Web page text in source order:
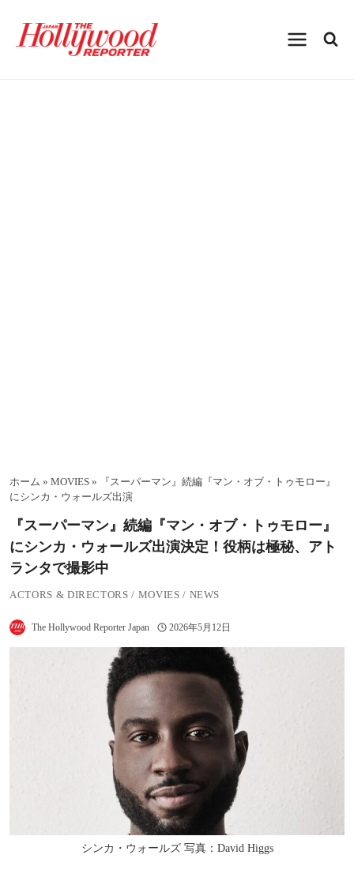
ホーム » MOVIES »
『スーパーマン』続編『マン・オブ・トゥモロー』
にシンカ・ウォールズ出演
『スーパーマン』続編『マン・オブ・トゥモロー』
にシンカ・ウォールズ出演決定！役柄は極秘、アト
ランタで撮影中
ACTORS & DIRECTORS / MOVIES / NEWS
The Hollywood Reporter Japan 2026年5月12日
シンカ・ウォールズ 写真：David Higgs